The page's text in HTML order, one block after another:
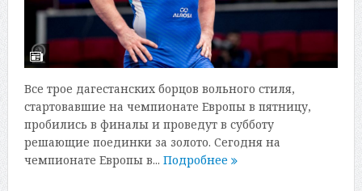
Все трое дагестанских борцов вольного стиля,
стартовавшие на чемпионате Европы в пятницу,
пробились в финалы и проведут в субботу
решающие поединки за золото. Сегодня на
чемпионате Европы в... Подробнее